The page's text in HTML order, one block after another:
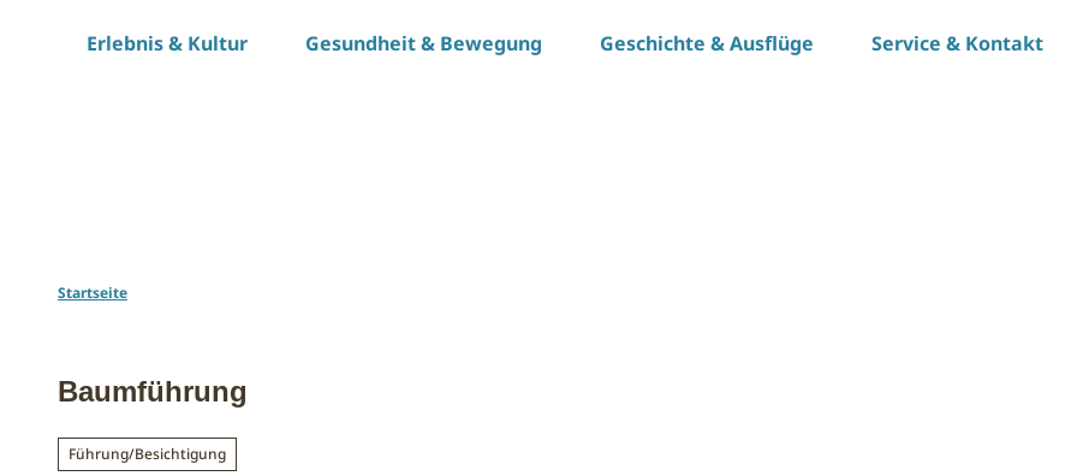
Erlebnis & Kultur Gesundheit & Bewegung Geschichte & Ausflüge Service & Kontakt
Startseite
Baumführung
Führung/Besichtigung